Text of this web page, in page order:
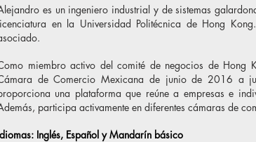
es un ingeniero industrial y de sistemas
en la Universidad Politécnica de Hong
miembro activo del comité de negocios de Hong
de Comercio Mexicana de junio de 2016 a
una plataforma que reúne a empresas e
participa activamente en diferentes cámaras de
Inglés, Español y Mandarín básico